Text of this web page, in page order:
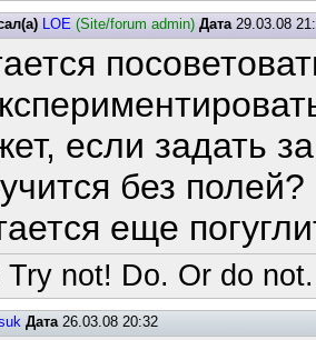
LOE (Site/forum admin) Дата29.03.08
если задать
без полей?
еще
Try not! Do. Or do
Дата26.03.08 20:32